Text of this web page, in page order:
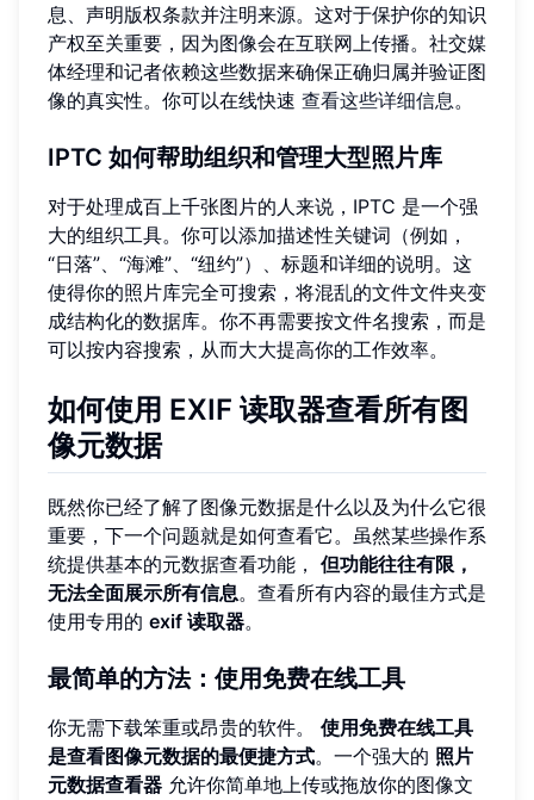
息、声明版权条款并注明来源。这对于保护你的知识
产权至关重要，因为图像会在互联网上传播。社交媒
体经理和记者依赖这些数据来确保正确归属并验证图
像的真实性。你可以在线快速 查看这些详细信息 。
IPTC 如何帮助组织和管理大型照片库
对于处理成百上千张图片的人来说，IPTC 是一个强
大的组织工具。你可以添加描述性关键词（例如，
“日落”、“海滩”、“纽约”）、标题和详细的说明。这
使得你的照片库完全可搜索，将混乱的文件文件夹变
成结构化的数据库。你不再需要按文件名搜索，而是
可以按内容搜索，从而大大提高你的工作效率。
如何使用 EXIF 读取器查看所有图
像元数据
既然你已经了解了图像元数据是什么以及为什么它很
重要，下一个问题就是如何查看它。虽然某些操作系
统提供基本的元数据查看功能， 但功能往往有限，
无法全面展示所有信息。查看所有内容的最佳方式是
使用专用的 exif 读取器。
最简单的方法：使用免费在线工具
你无需下载笨重或昂贵的软件。 使用免费在线工具
是查看图像元数据的最便捷方式。一个强大的 照片
元数据查看器 允许你简单地上传或拖放你的图像文